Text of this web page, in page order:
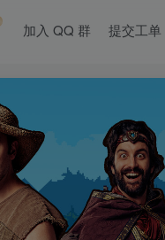
加入 QQ 群 提交工单